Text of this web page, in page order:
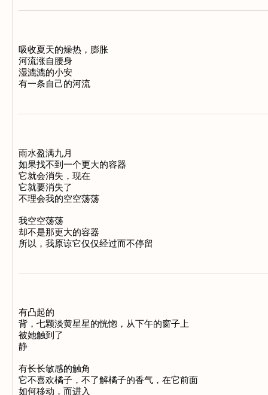
吸收夏天的燥热，膨胀
河流涨自腰身
湿漉漉的小安
雨水盈满九月
如果找不到一个更大的容器
它就会消失，现在
它就要消失了
不理会我的空空荡荡
我空空荡荡
却不是那更大的容器
有凸起的
背，七颗淡黄星星的恍惚，从下午的窗子上
被她触到了
静
有长长敏感的触角
它不喜欢橘子，不了解橘子的香气，在它前面
如何移动，而进入